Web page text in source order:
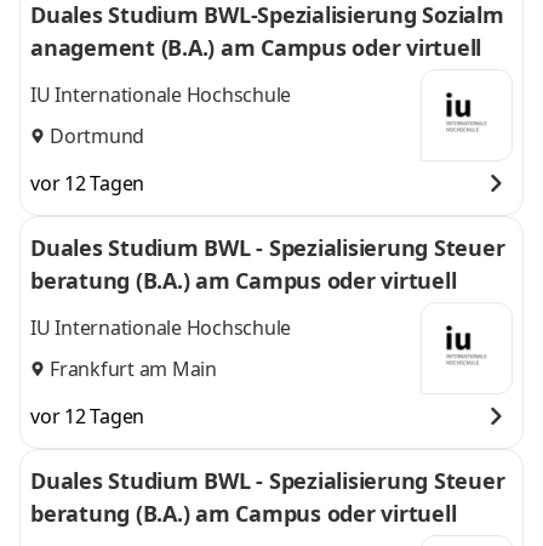
Duales Studium BWL-Spezialisierung Sozialm
anagement (B.A.) am Campus oder virtuell
IU Internationale Hochschule
Dortmund
vor 12 Tagen
Duales Studium BWL - Spezialisierung Steuer
beratung (B.A.) am Campus oder virtuell
IU Internationale Hochschule
Frankfurt am Main
vor 12 Tagen
Duales Studium BWL - Spezialisierung Steuer
beratung (B.A.) am Campus oder virtuell